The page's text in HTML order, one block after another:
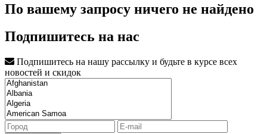
По вашему запросу ничего не найдено
Подпишитесь на нас
Подпишитесь на нашу рассылку и будьте в курсе всех
новостей и скидок